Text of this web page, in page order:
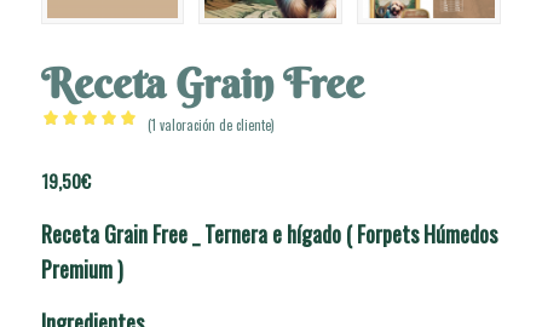
Receta Grain Free
con5.00
1
valoración
de un
cliente
(1 valoración de cliente)
19,50€
Receta Grain Free _ Ternera e hígado ( Forpets Húmedos
Premium )